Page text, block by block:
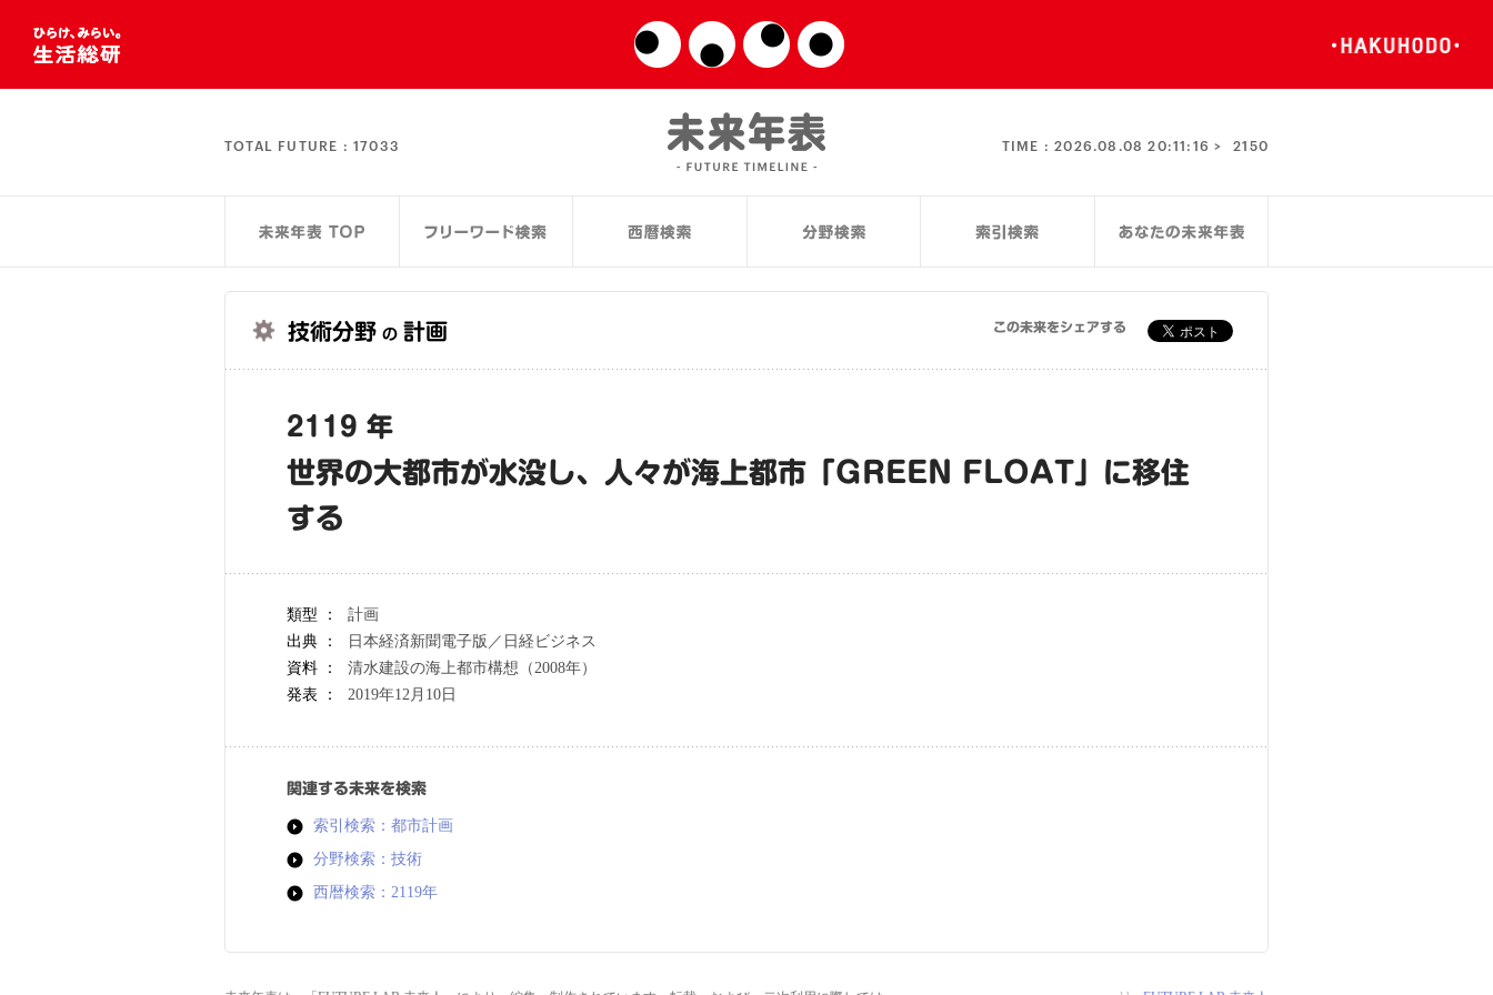
TOTAL FUTURE : 17033 TIME :2026.08.08 20:11:16 > 2150
技術分野 の 計画 この未来をシェアする
2119 年
世界の大都市が水没し、人々が海上都市「GREEN FLOAT」に移住
する
類型 ：
計画
出典 ：
日本経済新聞電子版／日経ビジネス
資料 ：
清水建設の海上都市構想（2008年）
発表 ：
2019年12月10日
関連する未来を検索
索引検索：都市計画
分野検索：技術
西暦検索：2119年